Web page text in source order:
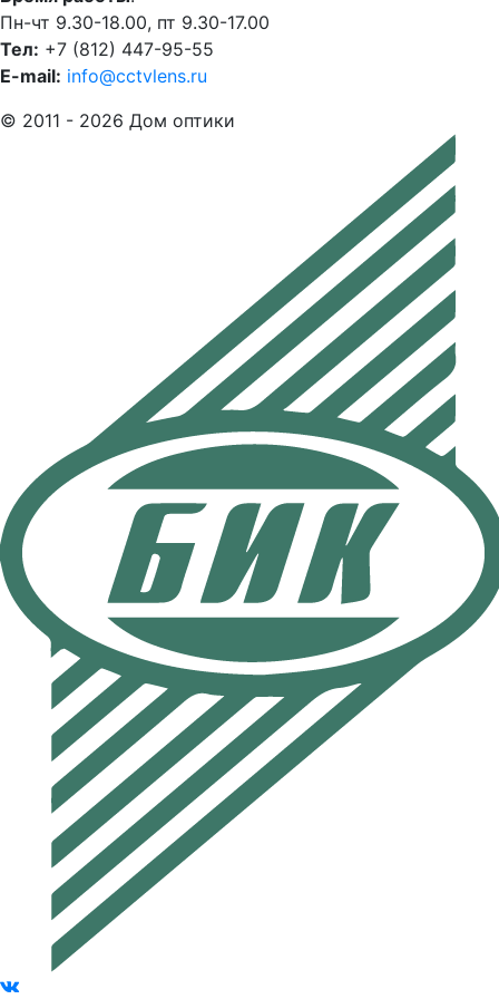
Пн-чт 9.30-18.00, пт 9.30-17.00
Тел: +7 (812) 447-95-55
E-mail: info@cctvlens.ru
© 2011 - 2026 Дом оптики